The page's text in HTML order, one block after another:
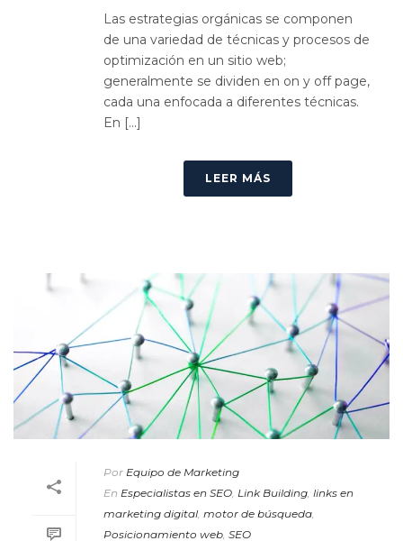
Las estrategias orgánicas se componen
de una variedad de técnicas y procesos de
optimización en un sitio web;
generalmente se dividen en on y off page,
cada una enfocada a diferentes técnicas.
En [...]
LEER MÁS
Por Equipo de Marketing
En Especialistas en SEO, Link Building, links en
marketing digital, motor de búsqueda,
Posicionamiento web, SEO